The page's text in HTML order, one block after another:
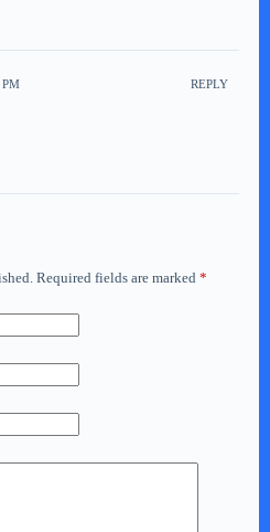
PM REPLY
Required fields are marked *